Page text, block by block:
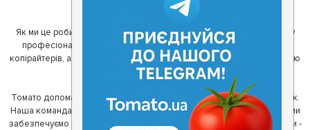
завжди могли смачно поїсти.
Як ми це робимо? Для початку, ми зібрали приголомшливу команду
професіоналів - фахівців з дизайну, програмування, маркетингу,
копірайтерів, а за сумісництвом - любителів гарної їжі. З їх допомогою
ми створили Томато.
Томато допомагає своїм користувачам знайти цікаві місця неподалік.
Наша команда регулярно зв'язується з ресторанами - таким чином ми
забезпечуємо актуальність інформації. Друга частина нашої команди -